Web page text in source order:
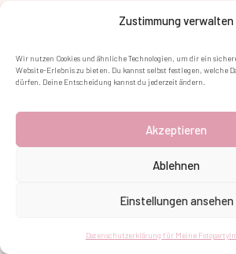
Zustimmung verwalten
Wir nutzen Cookies und ähnliche Technologien, um dir ein
Website-Erlebnis zu bieten. Du kannst selbst festlegen, welche
dürfen. Deine Entscheidung kannst du jederzeit ändern.
Akzeptieren
Ablehnen
Einstellungen ansehen
Datenschutzerklärung für Meine Fotoparty